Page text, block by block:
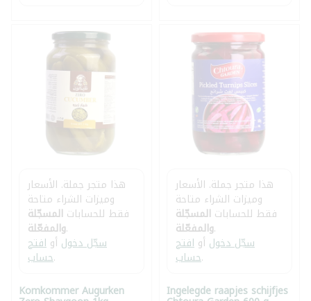
هذا متجر جملة. الأسعار
وميزات الشراء متاحة
فقط للحسابات المسجّلة
والمفعّلة.
سجّل دخول أو افتح
حساب.
Komkommer Augurken
هذا متجر جملة. الأسعار
وميزات الشراء متاحة
فقط للحسابات المسجّلة
والمفعّلة.
سجّل دخول أو افتح
حساب.
Ingelegde raapjes schijfjes